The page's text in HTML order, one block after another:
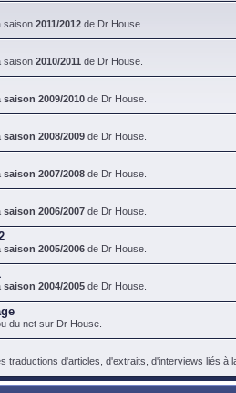
saison 2011/2012 de Dr House.
saison 2010/2011 de Dr House.
saison 2009/2010 de Dr House.
saison 2008/2009 de Dr House.
saison 2007/2008 de Dr House.
saison 2006/2007 de Dr House.
saison 2005/2006 de Dr House.
saison 2004/2005 de Dr House.
du net sur Dr House.
traductions d'articles, d'extraits, d'interviews liés à